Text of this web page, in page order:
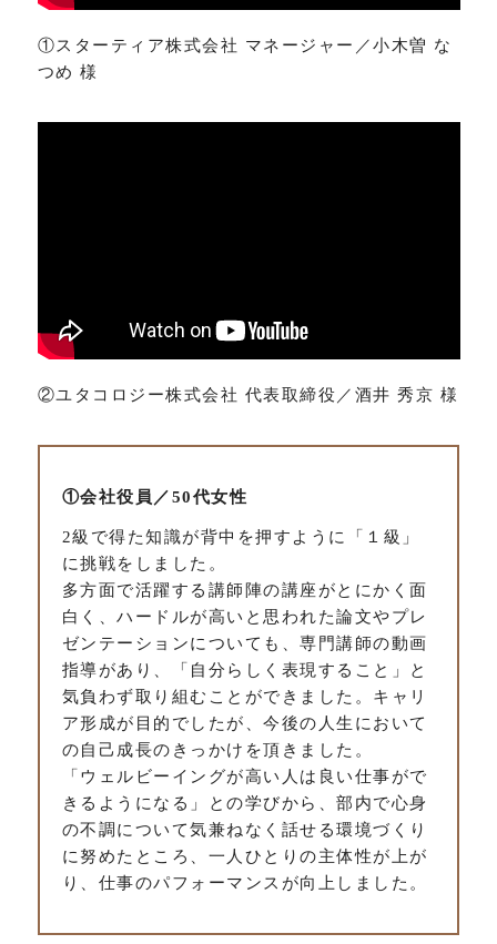
①スターティア株式会社 マネージャー／小木曽 な
つめ 様
②ユタコロジー株式会社 代表取締役／酒井 秀京 様
①会社役員／50代女性
2級で得た知識が背中を押すように「１級」
に挑戦をしました。
多方面で活躍する講師陣の講座がとにかく面
白く、ハードルが高いと思われた論文やプレ
ゼンテーションについても、専門講師の動画
指導があり、「自分らしく表現すること」と
気負わず取り組むことができました。キャリ
ア形成が目的でしたが、今後の人生において
の自己成長のきっかけを頂きました。
「ウェルビーイングが高い人は良い仕事がで
きるようになる」との学びから、部内で心身
の不調について気兼ねなく話せる環境づくり
に努めたところ、一人ひとりの主体性が上が
り、仕事のパフォーマンスが向上しました。